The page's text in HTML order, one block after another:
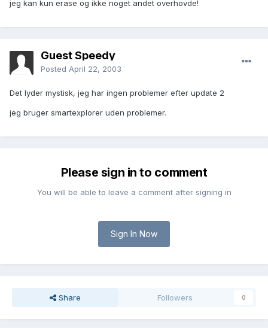
jeg kan kun erase og ikke noget andet overhovde!
Guest Speedy
Posted April 22, 2003
Det lyder mystisk, jeg har ingen problemer efter update 2
jeg bruger smartexplorer uden problemer.
Please sign in to comment
You will be able to leave a comment after signing in
Sign In Now
Share Followers 0